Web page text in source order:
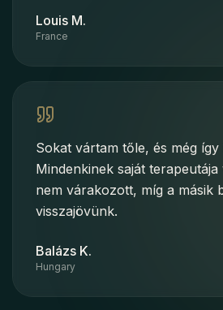
Louis M.
France
Sokat vártam tőle, és még
Mindenkinek saját
nem várakozott, míg a másik
visszajövünk.
Balázs K.
Hungary